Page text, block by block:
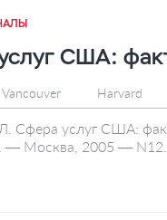
США:
Vancouver Harvard
Сфера услуг США:
— Москва, 2005 —